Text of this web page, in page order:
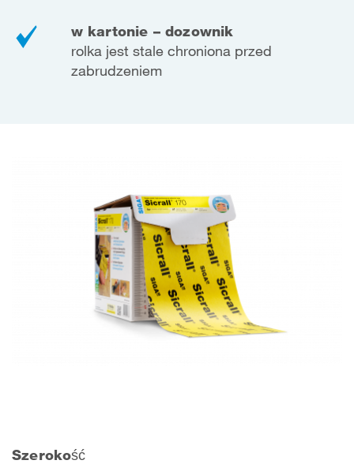
w kartonie – dozownik
rolka jest stale chroniona przed
zabrudzeniem
Szerokość